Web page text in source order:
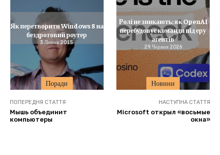
Поради
Як перетворити Windows 8 на
бездротовий роутер
3 Липня 2015
Новини
Ролі не зникають: як OpenAI
перебудовує команди під еру
агентів
29 Червня 2026
ПОПЕРЕДНЯ СТАТТЯ
Мышь объединит
компьютеры
НАСТУПНА СТАТТЯ
Microsoft открыл «восьмые
окна»